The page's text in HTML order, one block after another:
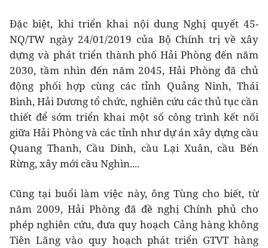
Đặc biệt, khi triển khai nội dung Nghị quyết 45-
NQ/TW ngày 24/01/2019 của Bộ Chính trị về xây
dựng và phát triển thành phố Hải Phòng đến năm
2030, tầm nhìn đến năm 2045, Hải Phòng đã chủ
động phối hợp cùng các tỉnh Quảng Ninh, Thái
Bình, Hải Dương tổ chức, nghiên cứu các thủ tục cần
thiết để sớm triển khai một số công trình kết nối
giữa Hải Phòng và các tỉnh như dự án xây dựng cầu
Quang Thanh, Cầu Dinh, cầu Lại Xuân, cầu Bến
Rừng, xây mới cầu Nghìn....
Cũng tại buổi làm việc này, ông Tùng cho biết, từ
năm 2009, Hải Phòng đã đề nghị Chính phủ cho
phép nghiên cứu, đưa quy hoạch Cảng hàng không
Tiên Lãng vào quy hoạch phát triển GTVT hàng